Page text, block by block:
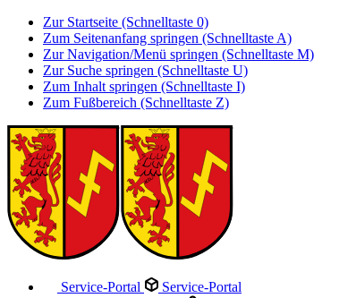
Zur Startseite (Schnelltaste 0)
Zum Seitenanfang springen (Schnelltaste A)
Zur Navigation/Menü springen (Schnelltaste M)
Zur Suche springen (Schnelltaste U)
Zum Inhalt springen (Schnelltaste I)
Zum Fußbereich (Schnelltaste Z)
Service-Portal
Service-Portal